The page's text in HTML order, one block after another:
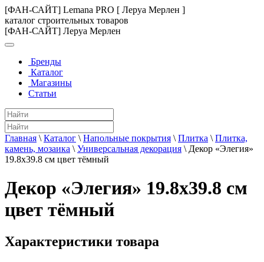
[ФАН-САЙТ] Lemana PRO [ Леруа Мерлен ]
каталог строительных товаров
[ФАН-САЙТ] Леруа Мерлен
Бренды
Каталог
Магазины
Статьи
Главная \ Каталог \ Напольные покрытия \ Плитка \ Плитка,
камень, мозаика \ Универсальная декорация \ Декор «Элегия»
19.8х39.8 см цвет тёмный
Декор «Элегия» 19.8х39.8 см
цвет тёмный
Характеристики товара